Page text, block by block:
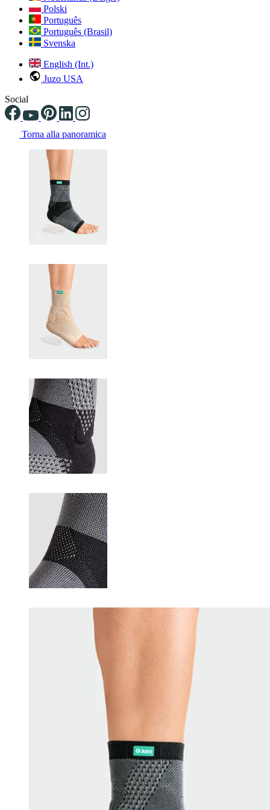
Polski
Português
Português (Brasil)
Svenska
English (Int.)
Juzo USA
Social
Torna alla panoramica